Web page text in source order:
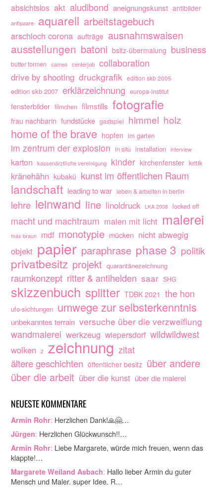
absichtslos akt aludibond aneignungskunst antibilder
antipaare aquarell arbeitstagebuch
arschloch corona aufträge ausnahmswaisen
ausstellungen batoni bsltz-übermalung business
butter formen cameo centerjob collaboration
drive by shooting druckgrafik edition skb 2005
edition skb 2007 erklärzeichnung europa-institut
fensterbilder filmchen filmstills fotografie
frau nachbarin fundstücke gastspiel himmel holz
home of the brave hopfen im garten
im zentrum der explosion in situ installation interview
karton kassenärztliche vereinigung kinder kirchenfenster kritik
kränehähn kubakü kunst im öffentlichen Raum
landschaft leading to war leben & arbeiten in berlin
lehre leinwand line linoldruck LKA 2008 locked off
macht und machtraum malen mit licht malerei
max braun mdf monotypie mücken nicht abwegig
objekt papier paraphrase phase 3 politik
privatbesitz projekt quarantänezeichnung
raumkonzept ritter & antihelden saar SHG
skizzenbuch splitter TDBK 2021 the hon
ufo-sichtungen umwege zur selbsterkenntnis
unbekanntes terrain versuche über die verzweiflung
wandmalerei werkzeug wiepersdorf wildwildwest
wolken z zeichnung zitat
ältere geschichten öffentlicher besitz über andere
über die arbeit über die kunst über die malerei
NEUESTE KOMMENTARE
Armin Rohr: Herzlichen Dank!🙏🤗…
Jürgen: Herzlichen Glückwunsch!!…
Armin Rohr: Liebe Margarete, würde mich freuen, wenn das
klappte!…
Margarete Weiland Asbach: Hallo lieber Armin du guter
Mensch und Maler. super Idee. R…